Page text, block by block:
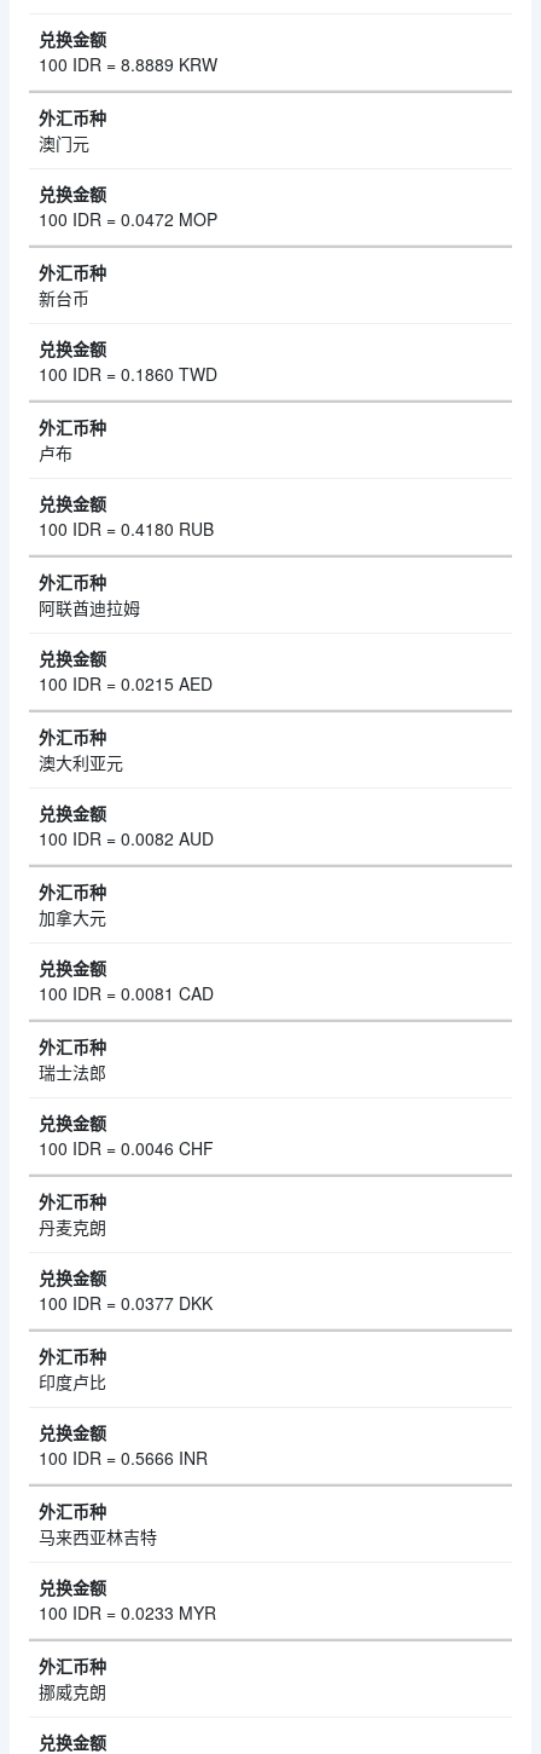
100 IDR = 8.8889 KRW
澳门元
100 IDR = 0.0472 MOP
新台币
100 IDR = 0.1860 TWD
卢布
100 IDR = 0.4180 RUB
阿联酋迪拉姆
100 IDR = 0.0215 AED
澳大利亚元
100 IDR = 0.0082 AUD
加拿大元
100 IDR = 0.0081 CAD
瑞士法郎
100 IDR = 0.0046 CHF
丹麦克朗
100 IDR = 0.0377 DKK
印度卢比
100 IDR = 0.5666 INR
马来西亚林吉特
100 IDR = 0.0233 MYR
挪威克朗